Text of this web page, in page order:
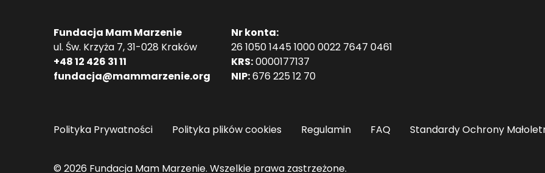
Fundacja Mam Marzenie
ul. Św. Krzyża 7, 31-028 Kraków
+48 12 426 31 11
fundacja@mammarzenie.org
Nr konta:
26 1050 1445 1000 0022 7647 0461
KRS:0000177137
NIP:676 225 12 70
Polityka Prywatności Polityka plików cookies Regulamin FAQ Standardy Ochrony
© 2026 Fundacja Mam Marzenie. Wszelkie prawa zastrzeżone.